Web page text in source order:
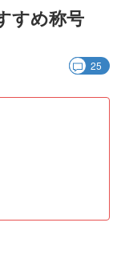
すめ称号
25